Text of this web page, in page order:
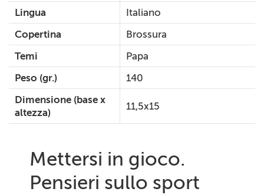
Lingua
Italiano
Copertina
Brossura
Temi
Papa
Peso (gr.)
140
Dimensione (base x
altezza)
11,5x15
Mettersi in gioco.
Pensieri sullo sport